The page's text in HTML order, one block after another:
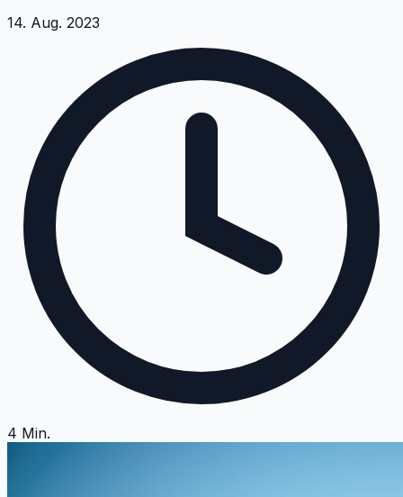
14. Aug. 2023
4 Min.